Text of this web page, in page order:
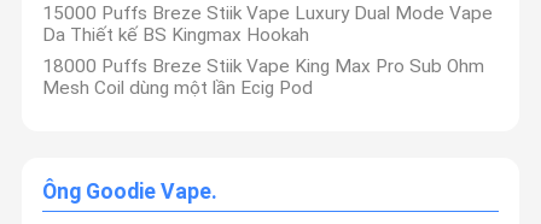
15000 Puffs Breze Stiik Vape Luxury Dual Mode Vape
Da Thiết kế BS Kingmax Hookah
18000 Puffs Breze Stiik Vape King Max Pro Sub Ohm
Mesh Coil dùng một lần Ecig Pod
Ông Goodie Vape.